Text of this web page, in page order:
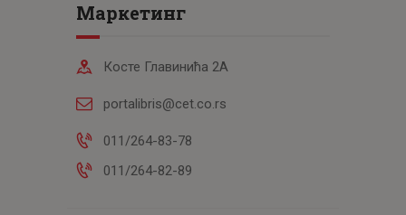
Маркетинг
Косте Главинића 2А
portalibris@cet.co.rs
011/264-83-78
011/264-82-89